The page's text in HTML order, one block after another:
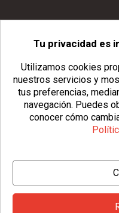
© Copyright 2026 Usopack®
| Política de
Tu privacidad es
Utilizamos cookies
nuestros servicios y
tus preferencias,
navegación. Puedes
conocer cómo